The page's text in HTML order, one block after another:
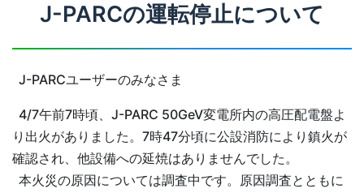
J-PARCの運転停止について
J-PARCユーザーのみなさま
4/7午前7時頃、J-PARC 50GeV変電所内の高圧配電盤よ
り出火がありました。7時47分頃に公設消防により鎮火が
確認され、他設備への延焼はありませんでした。
本火災の原因については調査中です。原因調査とともに